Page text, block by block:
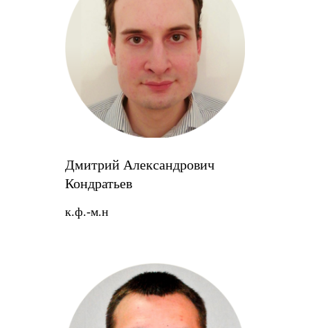
Дмитрий Александрович
Кондратьев
к.ф.-м.н